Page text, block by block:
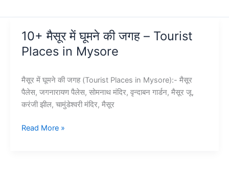
10+ मैसूर में घूमने की जगह – Tourist
Places in Mysore
मैसूर में घूमने की जगह (Tourist Places in Mysore):- मैसूर
पैलेस, जगनारायण पैलेस, सोमनाथ मंदिर, वृन्दाबन गार्डन, मैसूर जू,
करंजी झील, चामुंडेश्वरी मंदिर, मैसूर
10+
Read More »